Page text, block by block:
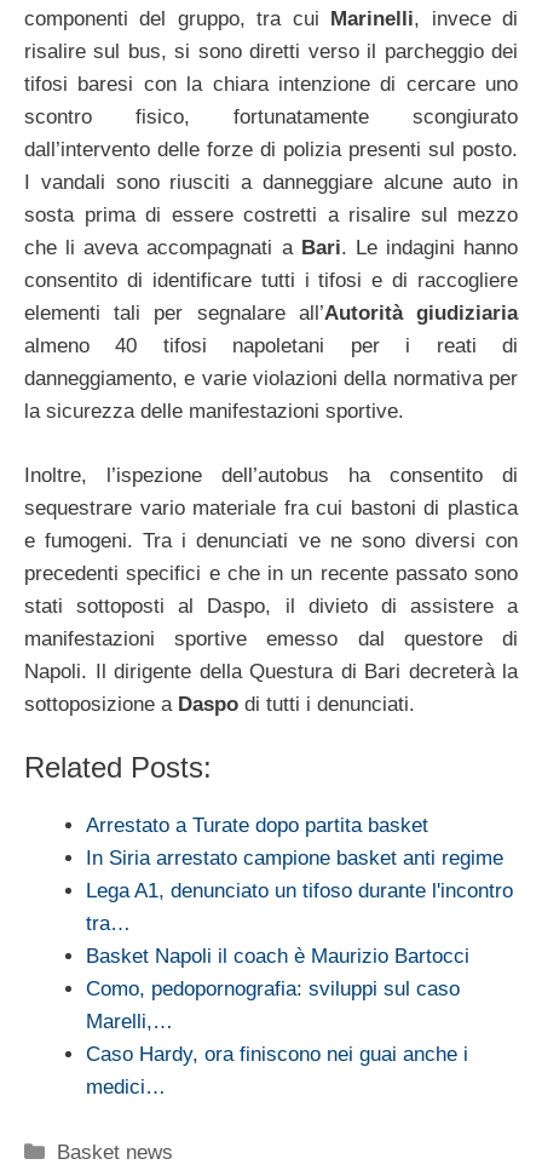
componenti del gruppo, tra cui
Marinelli, invece di
risalire sul bus, si sono diretti verso il parcheggio dei
tifosi baresi con la chiara intenzione di cercare uno
scontro fisico, fortunatamente scongiurato
dall’intervento delle forze di polizia presenti sul posto.
I vandali sono riusciti a danneggiare alcune auto in
sosta prima di essere costretti a risalire sul mezzo
che li aveva accompagnati a Bari. Le indagini hanno
consentito di identificare tutti i tifosi e di raccogliere
elementi tali per segnalare all’Autorità giudiziaria
almeno 40 tifosi napoletani per i reati di
danneggiamento, e varie violazioni della normativa per
la sicurezza delle manifestazioni sportive.
Inoltre, l’ispezione dell’autobus ha consentito di
sequestrare vario materiale fra cui bastoni di plastica
e fumogeni. Tra i denunciati ve ne sono diversi con
precedenti specifici e che in un recente passato sono
stati sottoposti al Daspo, il divieto di assistere a
manifestazioni sportive emesso dal questore di
Napoli. Il dirigente della Questura di Bari decreterà la
sottoposizione a Daspo di tutti i denunciati.
Related Posts:
Arrestato a Turate dopo partita basket
In Siria arrestato campione basket anti regime
Lega A1, denunciato un tifoso durante l'incontro
tra…
Basket Napoli il coach è Maurizio Bartocci
Como, pedopornografia: sviluppi sul caso
Marelli,…
Caso Hardy, ora finiscono nei guai anche i
medici…
Categorie
Basket news